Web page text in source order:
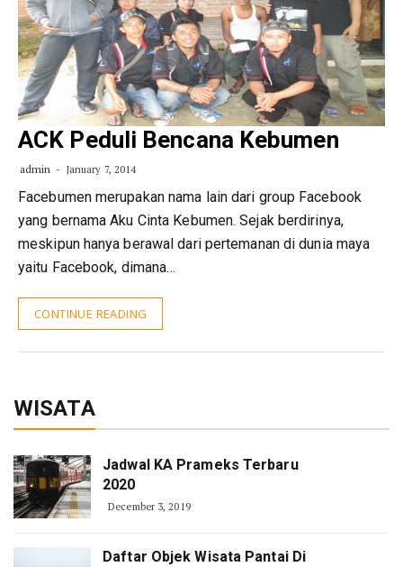
ACK Peduli Bencana Kebumen
admin January 7, 2014
Facebumen merupakan nama lain dari group Facebook
yang bernama Aku Cinta Kebumen. Sejak berdirinya,
meskipun hanya berawal dari pertemanan di dunia maya
yaitu Facebook, dimana…
CONTINUE READING
WISATA
Jadwal KA Prameks Terbaru
2020
December 3, 2019
Daftar Objek Wisata Pantai Di